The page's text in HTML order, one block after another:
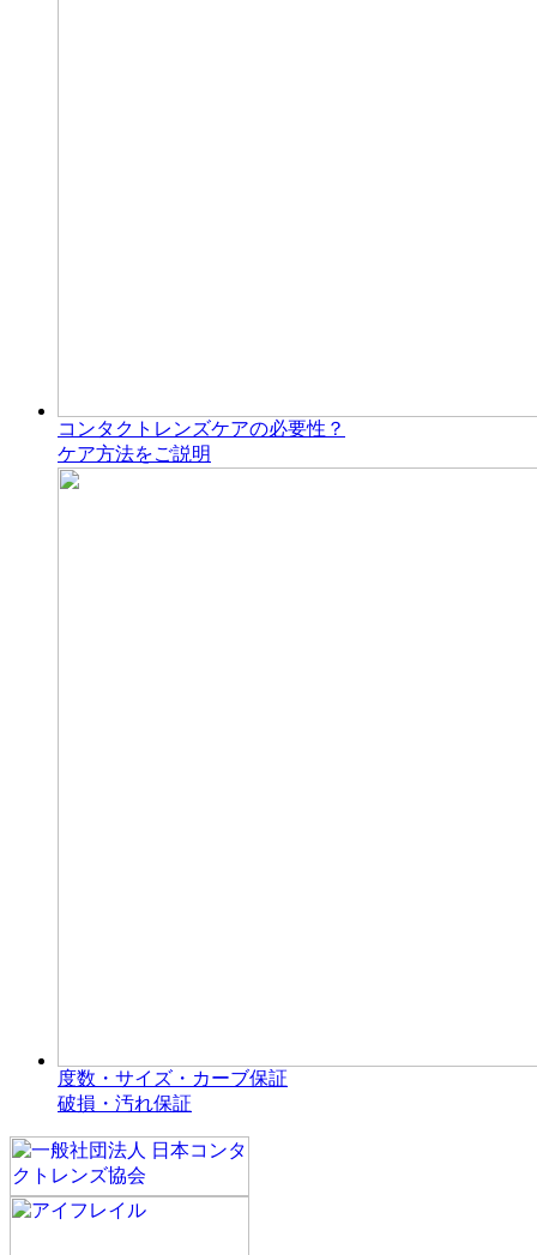
コンタクトレンズケアの必要性？
ケア方法をご説明
度数・サイズ・カーブ保証
破損・汚れ保証